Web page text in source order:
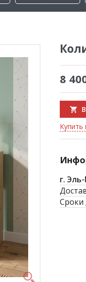
8
Купить
г.
Сроки